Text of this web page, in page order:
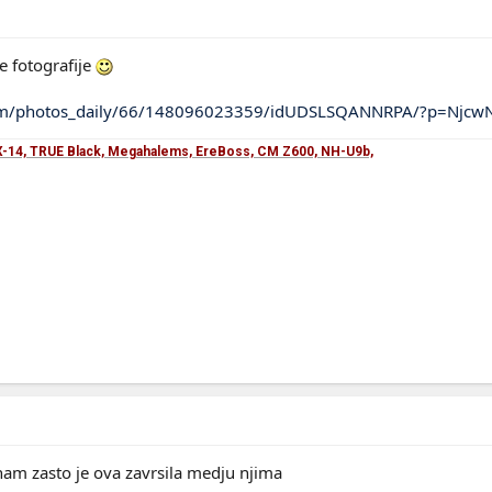
fotografije
photos_daily/66/148096023359/idUDSLSQANNRPA/
14, TRUE Black, Megahalems, EreBoss, CM Z600, NH-U9b,
zasto je ova zavrsila medju njima